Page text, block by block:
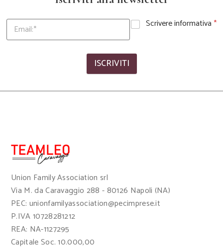
Scrivere informativa *
ISCRIVITI
Union Family Association srl
Via M. da Caravaggio 288 - 80126 Napoli (NA)
PEC: unionfamilyassociation@pecimprese.it
P.IVA 10728281212
REA: NA-1127295
Capitale Soc. 10.000,00